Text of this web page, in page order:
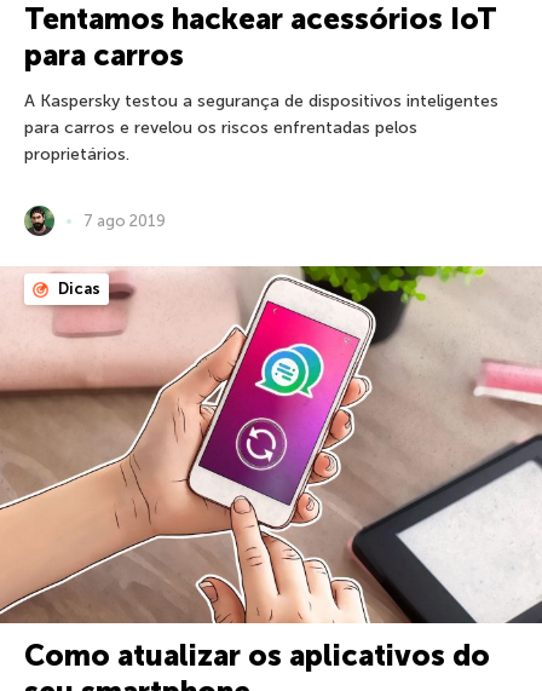
Tentamos hackear acessórios IoT
para carros
A Kaspersky testou a segurança de dispositivos inteligentes
para carros e revelou os riscos enfrentadas pelos
proprietários.
7 ago 2019
Dicas
Como atualizar os aplicativos do